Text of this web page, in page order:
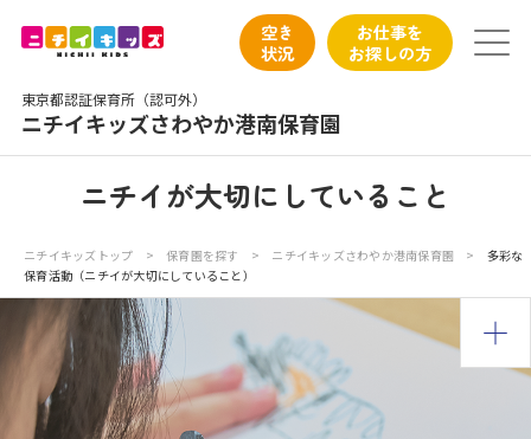
東京都認証保育所（認可外）
ニチイキッズさわやか港南保育園
空き
状況
お仕事を
お探しの方
ニチイが大切にしていること
お食事
保育園見学
入園の概要
ニチイが大切にしていること
ニチイキッズトップ > 保育園を探す > ニチイキッズさわやか港南保育園 >
多彩な
保育活動（ニチイが大切にしていること）